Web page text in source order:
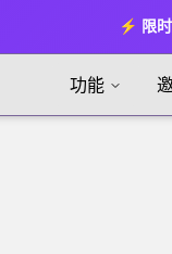
⚡ 限
功能